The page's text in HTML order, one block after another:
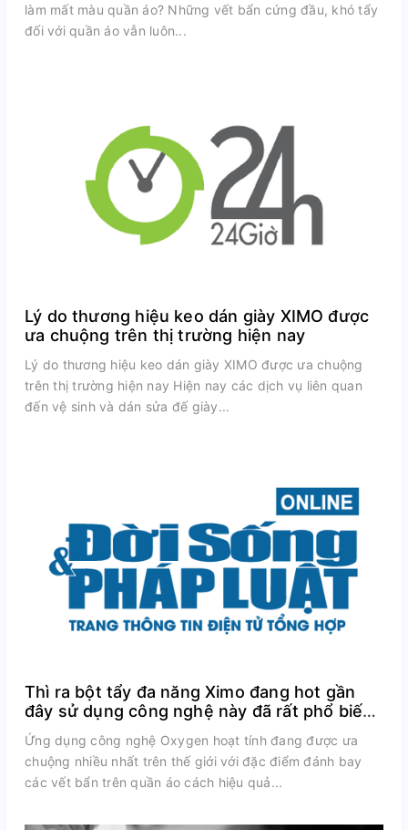
làm mất màu quần áo? Những vết bẩn cứng đầu, khó tẩy
đối với quần áo vẫn luôn...
Lý do thương hiệu keo dán giày XIMO được
ưa chuộng trên thị trường hiện nay
Lý do thương hiệu keo dán giày XIMO được ưa chuộng
trên thị trường hiện nay Hiện nay các dịch vụ liên quan
đến vệ sinh và dán sửa đế giày...
Thì ra bột tẩy đa năng Ximo đang hot gần
đây sử dụng công nghệ này đã rất phổ biến
trên thế giới
Ứng dụng công nghệ Oxygen hoạt tính đang được ưa
chuộng nhiều nhất trên thế giới với đặc điểm đánh bay
các vết bẩn trên quần áo cách hiệu quả...